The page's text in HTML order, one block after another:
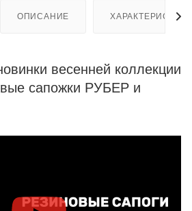
ОПИСАНИЕ
весенней коллекции
сапожки РУБЕР и